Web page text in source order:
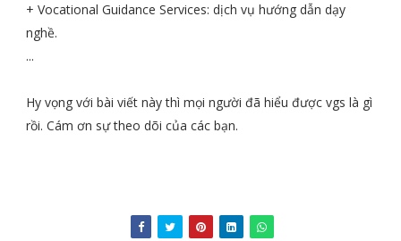
+ Vocational Guidance Services: dịch vụ hướng dẫn dạy
nghề.
...
Hy vọng với bài viết này thì mọi người đã hiểu được vgs là gì
rồi. Cám ơn sự theo dõi của các bạn.